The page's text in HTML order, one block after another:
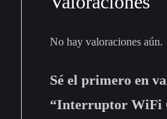
No hay valoraciones aún.
Sé el primero en
“Interruptor WiFi